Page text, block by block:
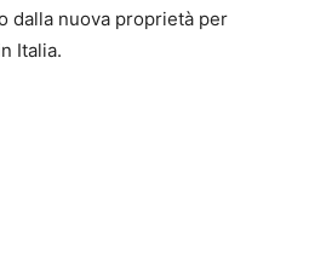
dalla nuova proprietà per
Italia.